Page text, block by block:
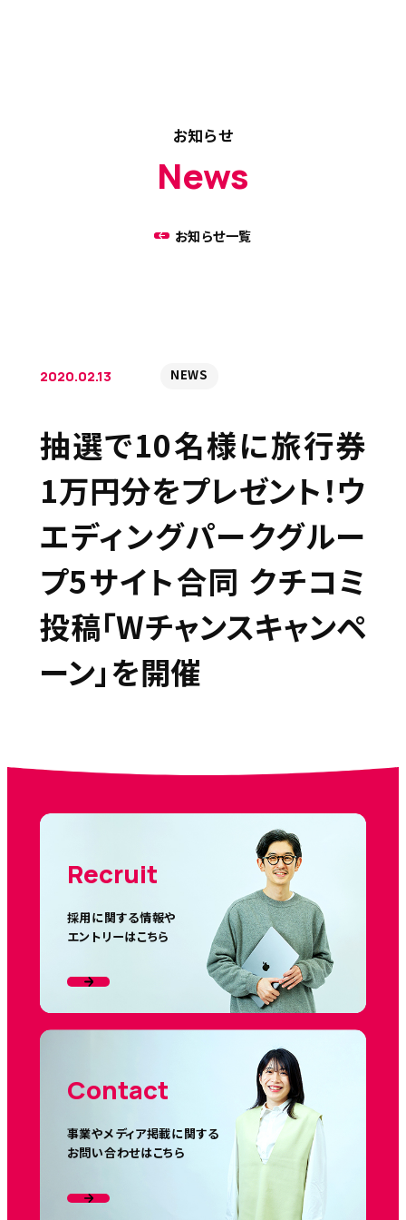
お知らせ
News
お知らせ一覧
2020.02.13 NEWS
抽選で10名様に旅行券
1万円分をプレゼント！ウ
エディングパークグルー
プ5サイト合同 クチコミ
投稿「Wチャンスキャンペ
ーン」を開催
Recruit
採用に関する情報や
エントリーはこちら
Contact
事業やメディア掲載に関する
お問い合わせはこちら